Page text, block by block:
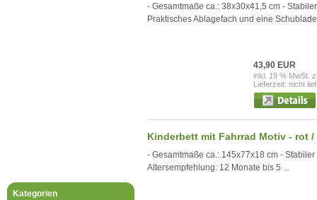
Kategorien
- Gesamtmaße ca.: 38x30x41,5 cm -
Praktisches Ablagefach und eine Schublade
43,90 EUR
inkl. 19 % MwSt.
Lieferzeit: nicht
Kinderbett mit Fahrrad Motiv - rot
- Gesamtmaße ca.: 145x77x18 cm -
Altersempfehlung: 12 Monate bis 5 ...